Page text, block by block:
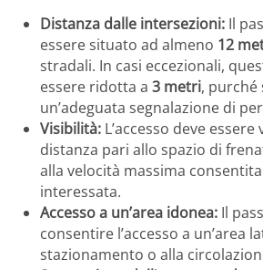
Distanza dalle intersezioni: Il
essere situato ad almeno 12
stradali. In casi eccezionali,
essere ridotta a 3 metri, purché
un’adeguata segnalazione di
Visibilità: L’accesso deve
distanza pari allo spazio di
alla velocità massima
interessata.
Accesso a un’area idonea: Il
consentire l’accesso a un’area
stazionamento o alla